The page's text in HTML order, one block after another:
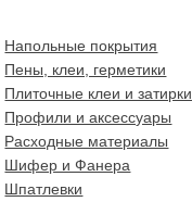
Напольные покрытия
Пены, клеи, герметики
Плиточные клеи и затирки
Профили и аксессуары
Расходные материалы
Шифер и Фанера
Шпатлевки